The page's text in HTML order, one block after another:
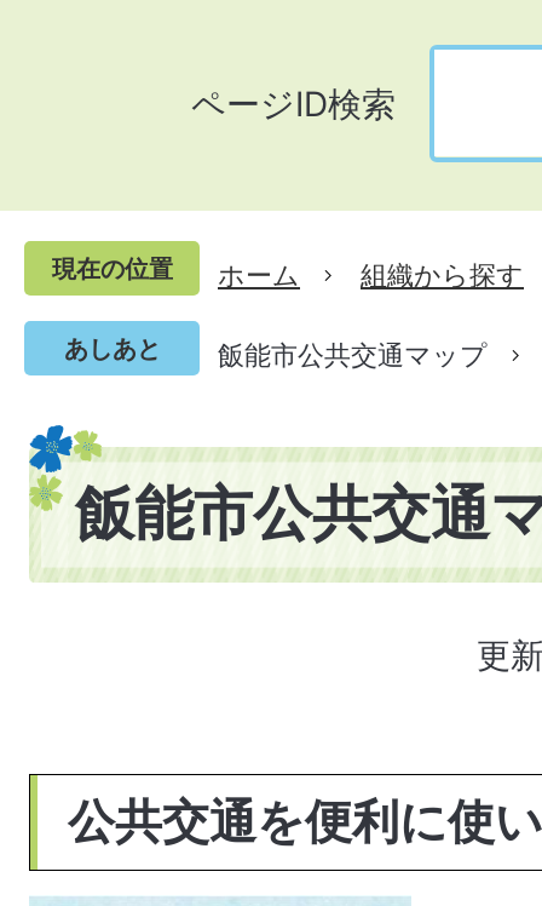
ページID検索
現在の位置 ホーム 組織から探す
あしあと 飯能市公共交通マップ
飯能市公共交通
更
公共交通を便利に使